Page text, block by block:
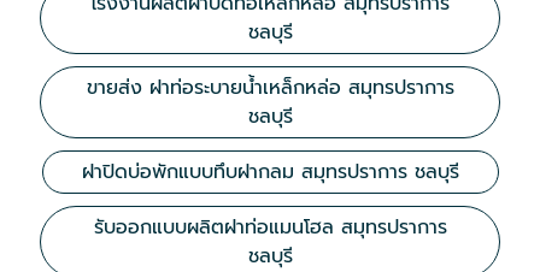
ชลบุรี
ขายส่ง ฝาท่อระบายน้ำเหล็กหล่อ สมุทรปราการ
ชลบุรี
ฝาปิดบ่อพักแบบทึบฝากลม สมุทรปราการ ชลบุรี
รับออกแบบผลิตฝาท่อแมนโฮล สมุทรปราการ
ชลบุรี